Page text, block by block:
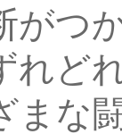
がつ
ど
まな